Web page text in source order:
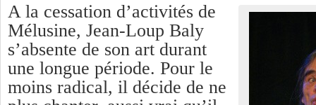
A la cessation d’activités de
Mélusine, Jean-Loup Baly
s’absente de son art durant
une longue période. Pour le
moins radical, il décide de ne